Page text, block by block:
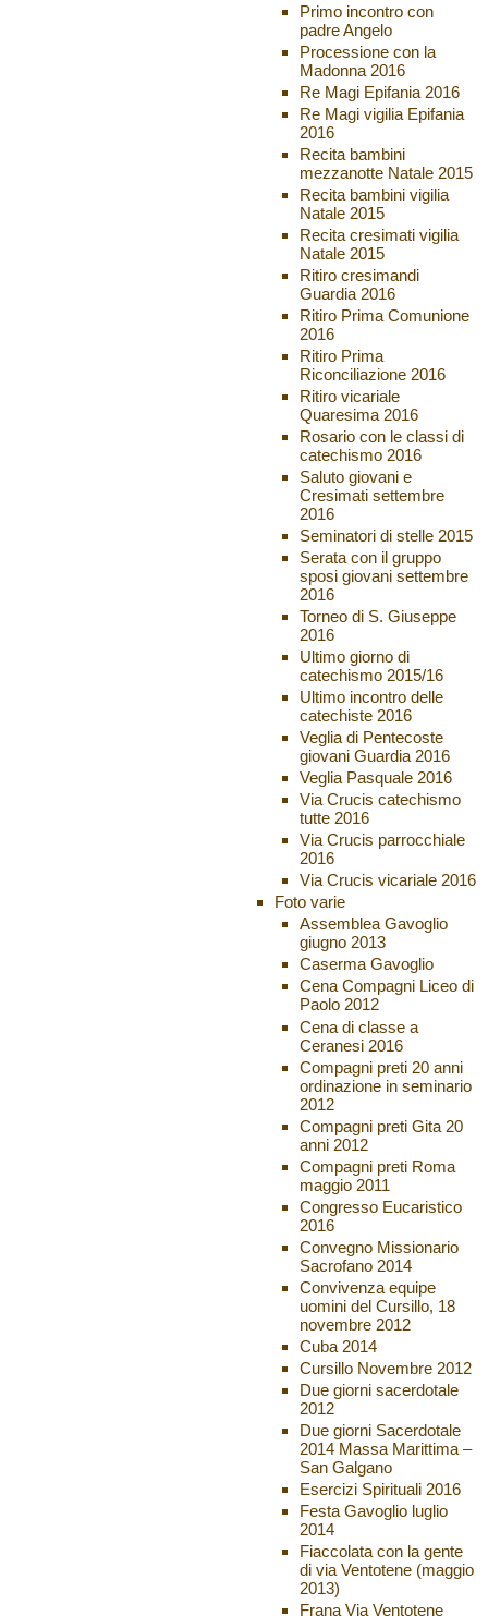
Primo incontro con
padre Angelo
Processione con la
Madonna 2016
Re Magi Epifania 2016
Re Magi vigilia Epifania
2016
Recita bambini
mezzanotte Natale 2015
Recita bambini vigilia
Natale 2015
Recita cresimati vigilia
Natale 2015
Ritiro cresimandi
Guardia 2016
Ritiro Prima Comunione
2016
Ritiro Prima
Riconciliazione 2016
Ritiro vicariale
Quaresima 2016
Rosario con le classi di
catechismo 2016
Saluto giovani e
Cresimati settembre
2016
Seminatori di stelle 2015
Serata con il gruppo
sposi giovani settembre
2016
Torneo di S. Giuseppe
2016
Ultimo giorno di
catechismo 2015/16
Ultimo incontro delle
catechiste 2016
Veglia di Pentecoste
giovani Guardia 2016
Veglia Pasquale 2016
Via Crucis catechismo
tutte 2016
Via Crucis parrocchiale
2016
Via Crucis vicariale 2016
Foto varie
Assemblea Gavoglio
giugno 2013
Caserma Gavoglio
Cena Compagni Liceo di
Paolo 2012
Cena di classe a
Ceranesi 2016
Compagni preti 20 anni
ordinazione in seminario
2012
Compagni preti Gita 20
anni 2012
Compagni preti Roma
maggio 2011
Congresso Eucaristico
2016
Convegno Missionario
Sacrofano 2014
Convivenza equipe
uomini del Cursillo, 18
novembre 2012
Cuba 2014
Cursillo Novembre 2012
Due giorni sacerdotale
2012
Due giorni Sacerdotale
2014 Massa Marittima –
San Galgano
Esercizi Spirituali 2016
Festa Gavoglio luglio
2014
Fiaccolata con la gente
di via Ventotene (maggio
2013)
Frana Via Ventotene